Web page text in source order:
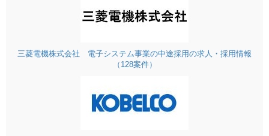
三菱電機株式会社 電子システム事業の中途採用の求人・採用情報
（128案件）